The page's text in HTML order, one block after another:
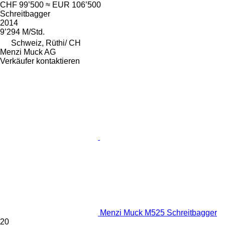
CHF 99’500 ≈ EUR 106’500
Schreitbagger
2014
9’294 M/Std.
Schweiz, Rüthi/ CH
Menzi Muck AG
Verkäufer kontaktieren
Menzi Muck M525 Schreitbagger
20